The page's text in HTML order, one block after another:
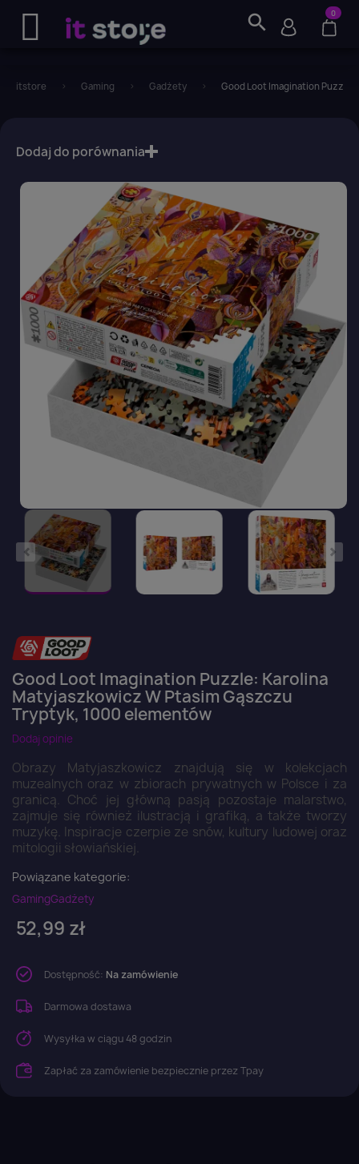
search 0
itstore Gaming Gadżety Good Loot Imagination Puzzle:
Good Loot Imagination Puzzle: Karolina
Matyjaszkowicz W Ptasim Gąszczu
Tryptyk, 1000 elementów
Dodaj opinie
Obrazy Matyjaszkowicz znajdują się w kolekcjach
muzealnych oraz w zbiorach prywatnych w Polsce i za
granicą. Choć jej główną pasją pozostaje malarstwo,
zajmuje się również ilustracją i grafiką, a także tworzy
muzykę. Inspiracje czerpie ze snów, kultury ludowej oraz
mitologii słowiańskiej.
Powiązane kategorie:
GamingGadżety
52,99 zł
Dodaj do porównania
Dostępność: Na zamówienie
Darmowa dostawa
Wysyłka w ciągu 48 godzin
Zapłać za zamówienie bezpiecznie przez Tpay